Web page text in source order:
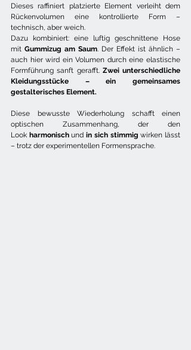
Dieses raffiniert platzierte Element verleiht dem
Rückenvolumen eine kontrollierte Form –
technisch, aber weich.
Dazu kombiniert: eine luftig geschnittene Hose
mit Gummizug am Saum. Der Effekt ist ähnlich –
auch hier wird ein Volumen durch eine elastische
Formführung sanft gerafft. Zwei unterschiedliche
Kleidungsstücke – ein gemeinsames
gestalterisches Element.
Diese bewusste Wiederholung schafft einen
optischen Zusammenhang, der den
Look harmonisch und in sich stimmig wirken lässt
– trotz der experimentellen Formensprache.